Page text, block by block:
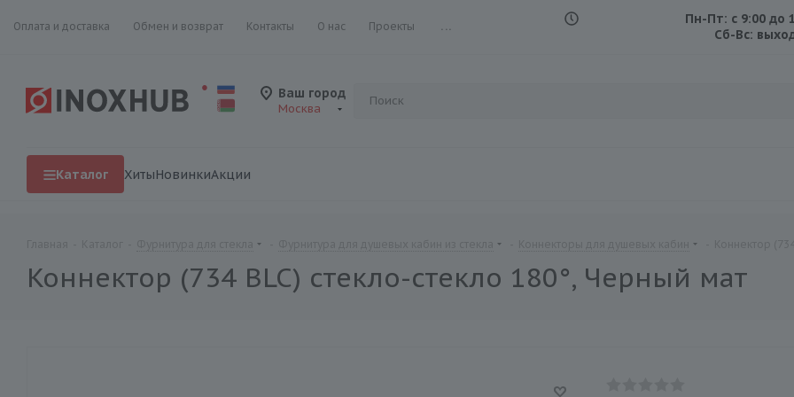
Оплата и доставка Обмен и возврат Контакты О нас Проекты ...
Пн-Пт: с 9:00 до
Сб-Вс:
Ваш город
Москва
Каталог ХитыНовинкиАкции
Коннектор (734 BLC) стекло-стекло 180°, Черный мат